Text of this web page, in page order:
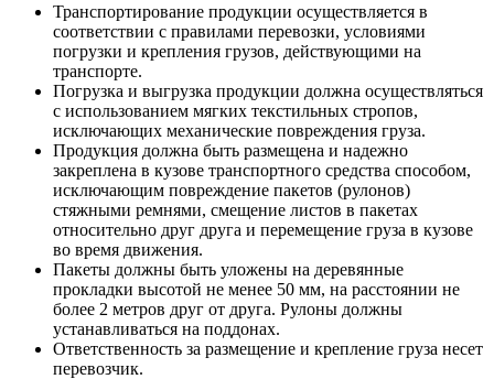
Транспортирование продукции осуществляется в
соответствии с правилами перевозки, условиями
погрузки и крепления грузов, действующими на
транспорте.
Погрузка и выгрузка продукции должна осуществляться
с использованием мягких текстильных стропов,
исключающих механические повреждения груза.
Продукция должна быть размещена и надежно
закреплена в кузове транспортного средства способом,
исключающим повреждение пакетов (рулонов)
стяжными ремнями, смещение листов в пакетах
относительно друг друга и перемещение груза в кузове
во время движения.
Пакеты должны быть уложены на деревянные
прокладки высотой не менее 50 мм, на расстоянии не
более 2 метров друг от друга. Рулоны должны
устанавливаться на поддонах.
Ответственность за размещение и крепление груза несет
перевозчик.